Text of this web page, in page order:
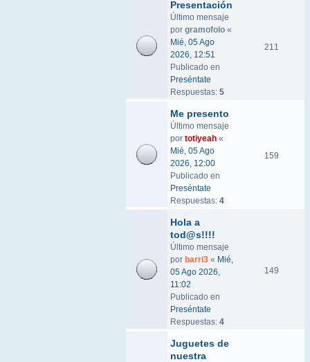
Presentación
Último mensaje
por gramofolo «
Mié, 05 Ago
2026, 12:51
Publicado en
Preséntate
Respuestas: 5
211
Me presento
Último mensaje
por totiyeah «
Mié, 05 Ago
2026, 12:00
Publicado en
Preséntate
Respuestas: 4
159
Hola a
tod@s!!!!
Último mensaje
por barri3 « Mié,
05 Ago 2026,
11:02
Publicado en
Preséntate
Respuestas: 4
149
Juguetes de
nuestra